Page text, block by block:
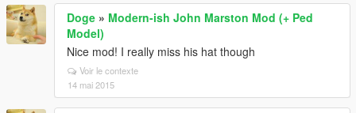
Doge » Modern-ish John Marston Mod (+ Ped
Model)
Nice mod! I really miss his hat though
Voir le contexte
14 mai 2015